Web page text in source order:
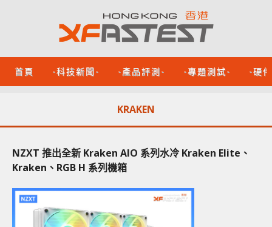
首頁 -科技新聞- -產品評測- -專題測試- -硬
KRAKEN
NZXT 推出全新 Kraken AIO 系列水冷 Kraken Elite、
Kraken、RGB H 系列機箱